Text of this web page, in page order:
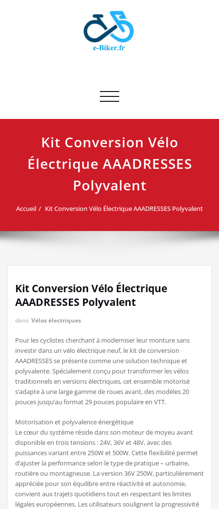
Afficher/masquer la navigation
Kit Conversion Vélo
Électrique AAADRESSES
Polyvalent
Accueil Kit Conversion Vélo Électrique AAADRESSES Polyvalent
Kit Conversion Vélo Électrique
AAADRESSES Polyvalent
dans Vélos électriques
Pour les cyclistes cherchant à moderniser leur monture sans
investir dans un vélo électrique neuf, le kit de conversion
AAADRESSES se présente comme une solution technique et
polyvalente. Spécialement conçu pour transformer les vélos
traditionnels en versions électriques, cet ensemble motorisé
s’adapte à une large gamme de roues avant, des modèles 20
pouces jusqu’au format 29 pouces populaire en VTT.
Motorisation et polyvalence énergétique
Le cœur du système réside dans son moteur de moyeu avant
disponible en trois tensions : 24V, 36V et 48V, avec des
puissances variant entre 250W et 500W. Cette flexibilité permet
d’ajuster la performance selon le type de pratique – urbaine,
routière ou montagneuse. La version 36V 250W, particulièrement
appréciée pour son équilibre entre réactivité et autonomie,
convient aux trajets quotidiens tout en respectant les limites
légales européennes. Les utilisateurs soulignent la progressivité